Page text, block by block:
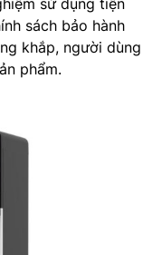
sử dụng tiện
sách bảo hành
khắp, người dùng
phẩm.